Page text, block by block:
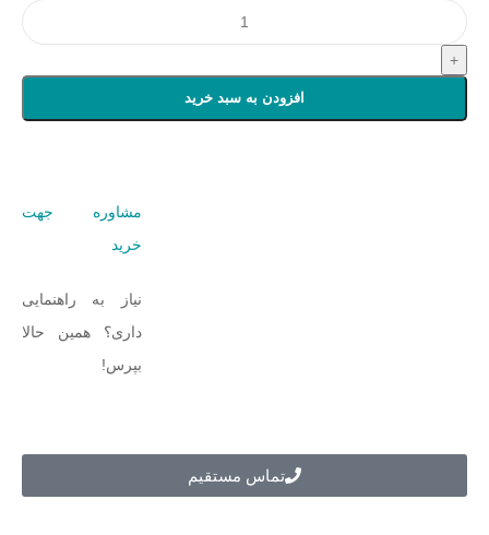
+
افزودن به سبد خرید
مشاوره جهت
خرید
نیاز به راهنمایی
داری؟ همین حالا
بپرس!
تماس مستقیم